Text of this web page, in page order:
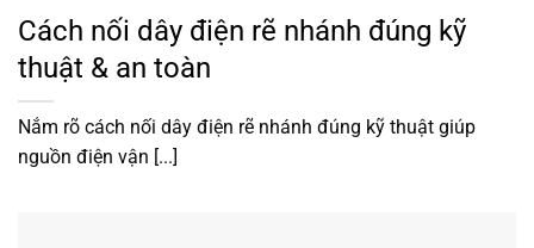
Cách nối dây điện rẽ nhánh đúng kỹ
thuật & an toàn
Nắm rõ cách nối dây điện rẽ nhánh đúng kỹ thuật giúp
nguồn điện vận [...]